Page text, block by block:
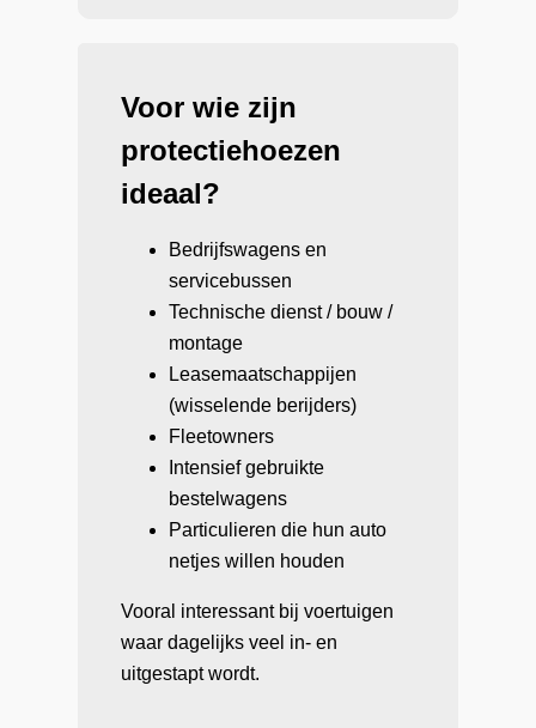
Voor wie zijn
protectiehoezen
ideaal?
Bedrijfswagens en
servicebussen
Technische dienst / bouw /
montage
Leasemaatschappijen
(wisselende berijders)
Fleetowners
Intensief gebruikte
bestelwagens
Particulieren die hun auto
netjes willen houden
Vooral interessant bij voertuigen
waar dagelijks veel in- en
uitgestapt wordt.